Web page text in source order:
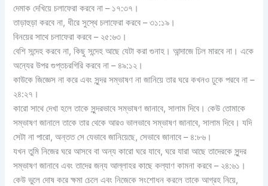
দেমাক দেখিয়ে চলাফেরা করবে না – ১৭:৩৭।
তাড়াহুড়া করবে না, ধীরে সুস্থে চলাফেরা করবে – ৩১:১৯।
বিনয়ের সাথে চলাফেরা করবে – ২৫:৬৩।
বেশি সন্দেহ করবে না, কিছু সন্দেহ আছে যেটা করা গুনাহ। আন্দাজে ঢিল মারবে না। একে
অন্যের উপর গুপ্তচরগিরি করবে না – ৪৯:১২।
কাউকে জিজ্ঞেস না করে এবং সুন্দর সম্ভাষণ না জানিয়ে তার ঘরে কখনও ঢুকে পরবে না –
২৪:২৭।
কারো সাথে দেখা হলে তাকে সুন্দরভাবে সম্ভাষণ জানাবে, সালাম দিবে। কেউ তোমাকে
সম্ভাষণ জানালে তাকে তার থেকে আরও ভালভাবে সম্ভাষণ জানাবে, সালাম দিবে। যদি
সেটা না পারো, অন্তত সে যেভাবে জানিয়েছে, সেভাবে জানাবে – ৪:৮৬।
যখন তুমি নিজের ঘরে আসবে বা অন্য কারো ঘরে যাবে, ঘরে যারা আছে তাদেরকে সুন্দর
সম্ভাষণ জানাবে এবং তাদের জন্য আল্লাহর কাছে কল্যাণ কামনা করবে – ২৪:৬১।
কেউ ভুলে দোষ করে ক্ষমা চেলে এবং নিজেকে সংশোধন করলে তাকে আগ্রহ নিয়ে,